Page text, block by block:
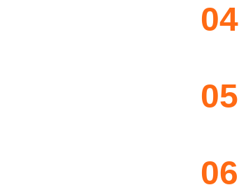
04
05
06